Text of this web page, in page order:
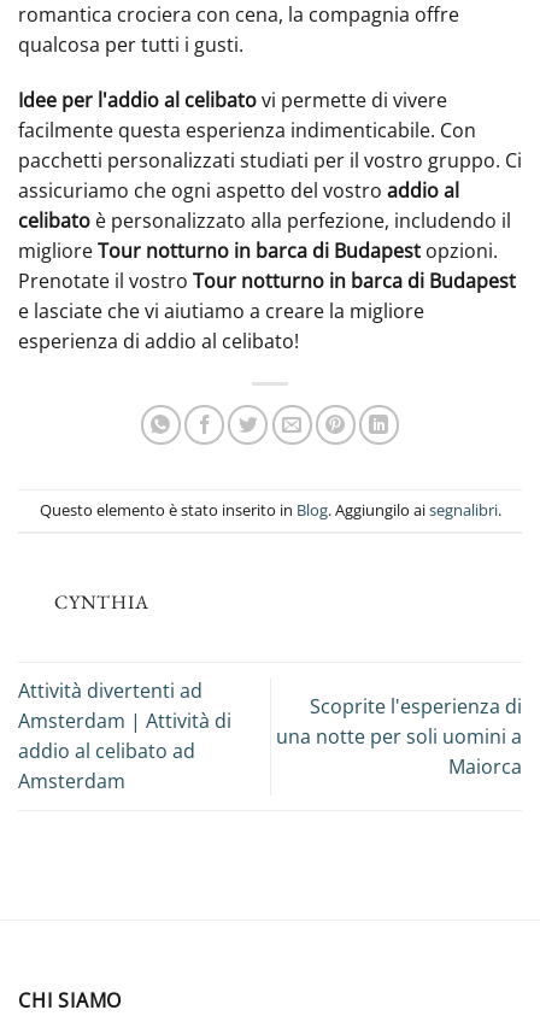
romantica crociera con cena, la compagnia offre
qualcosa per tutti i gusti.
Idee per l'addio al celibatovi permette di vivere
facilmente questa esperienza indimenticabile. Con
pacchetti personalizzati studiati per il vostro gruppo. Ci
assicuriamo che ogni aspetto del vostro addio al
celibato è personalizzato alla perfezione, includendo il
miglioreTour notturno in barca di Budapest opzioni.
Prenotate il vostro Tour notturno in barca di Budapest
e lasciate che vi aiutiamo a creare la migliore
esperienza di addio al celibato!
Questo elemento è stato inserito in Blog. Aggiungilo aisegnalibri.
CYNTHIA
Attività divertenti ad
Amsterdam | Attività di
addio al celibato ad
Amsterdam
Scoprite l'esperienza di
una notte per soli uomini a
Maiorca
CHI SIAMO